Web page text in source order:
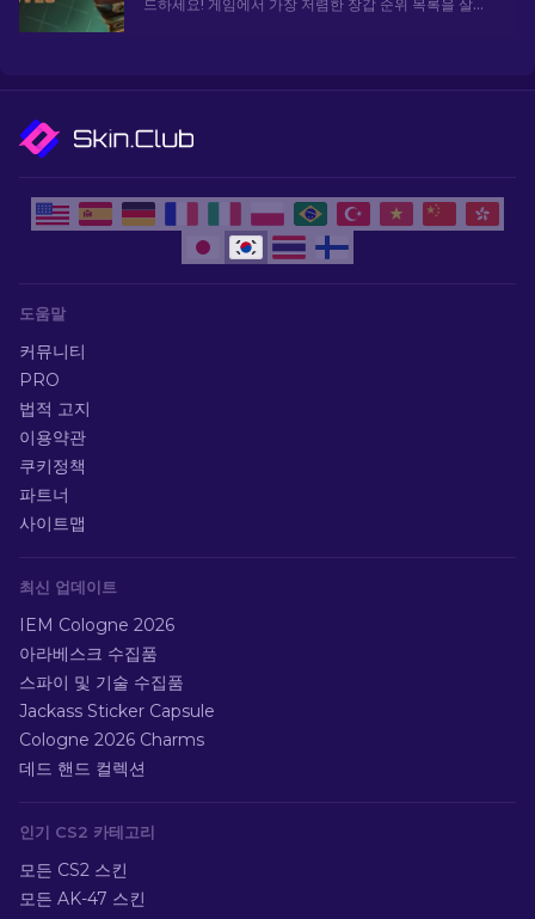
드하세요! 게임에서 가장 저렴한 장갑 순위 목록을 살펴
도움말
커뮤니티
PRO
법적 고지
이용약관
쿠키정책
파트너
사이트맵
최신 업데이트
IEM Cologne 2026
아라베스크 수집품
스파이 및 기술 수집품
Jackass Sticker Capsule
Cologne 2026 Charms
데드 핸드 컬렉션
인기 CS2 카테고리
모든 CS2 스킨
모든 AK-47 스킨